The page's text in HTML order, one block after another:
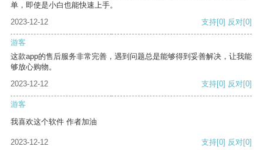
单，即使是小白也能快速上手。
2023-12-12
支持[0] 反对[0]
游客
这款app的售后服务非常完善，遇到问题总是能够得到妥善解决，让我能
够放心购物。
2023-12-12
支持[0] 反对[0]
游客
我喜欢这个软件 作者加油
2023-12-12 支持[0] 反对[0]